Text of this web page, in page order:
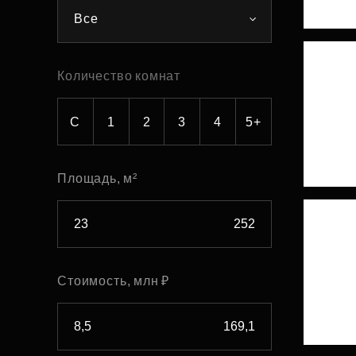
Рефинансирование
Все
Количество комнат
С 1 2 3 4 5+
Площадь, м²
Стоимость, млн ₽